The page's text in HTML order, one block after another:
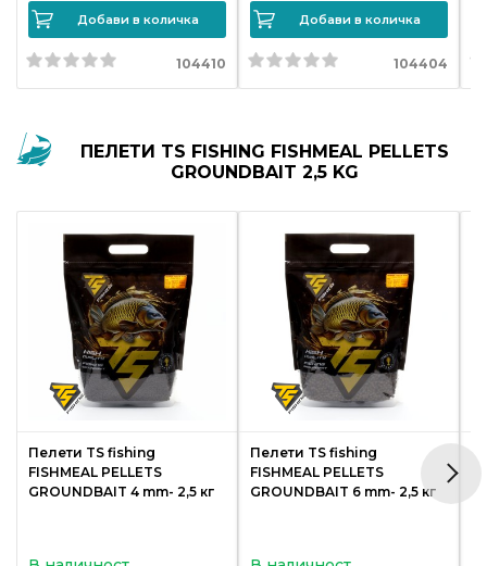
Добави в количка
104410
Добави в количка
104404
ПЕЛЕТИ TS FISHING FISHMEAL PELLETS
GROUNDBAIT 2,5 KG
Пелети TS fishing
FISHMEAL PELLETS
GROUNDBAIT 4 mm- 2,5 кг
Пелети TS fishing
FISHMEAL PELLETS
GROUNDBAIT 6 mm- 2,5 кг